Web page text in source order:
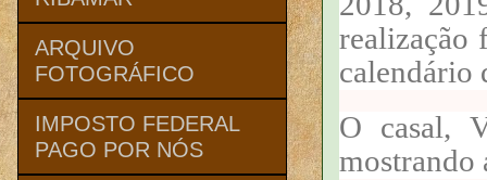
realização
calendário
O casal,
mostrando
ARQUIVO
FOTOGRÁFICO
IMPOSTO FEDERAL
PAGO POR NÓS